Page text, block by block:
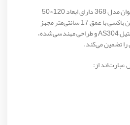
سینک ظرفشویی توکار اخوان مدل 368 دارای ابعاد 120×50
سانتی‌متر بوده و به دو لگن باکسی با عمق 17 سانتی‌متر مجهز
شده است. استفاده از استیل AS304 و طراحی مهندسی‌شده،
تضمین می‌کند.
از: